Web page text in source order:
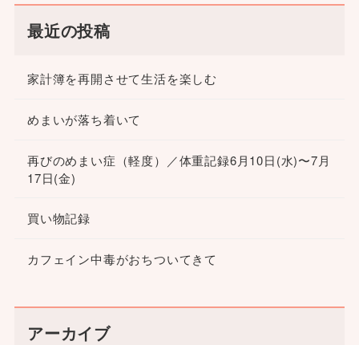
最近の投稿
家計簿を再開させて生活を楽しむ
めまいが落ち着いて
再びのめまい症（軽度）／体重記録6月10日(水)〜7月
17日(金)
買い物記録
カフェイン中毒がおちついてきて
アーカイブ